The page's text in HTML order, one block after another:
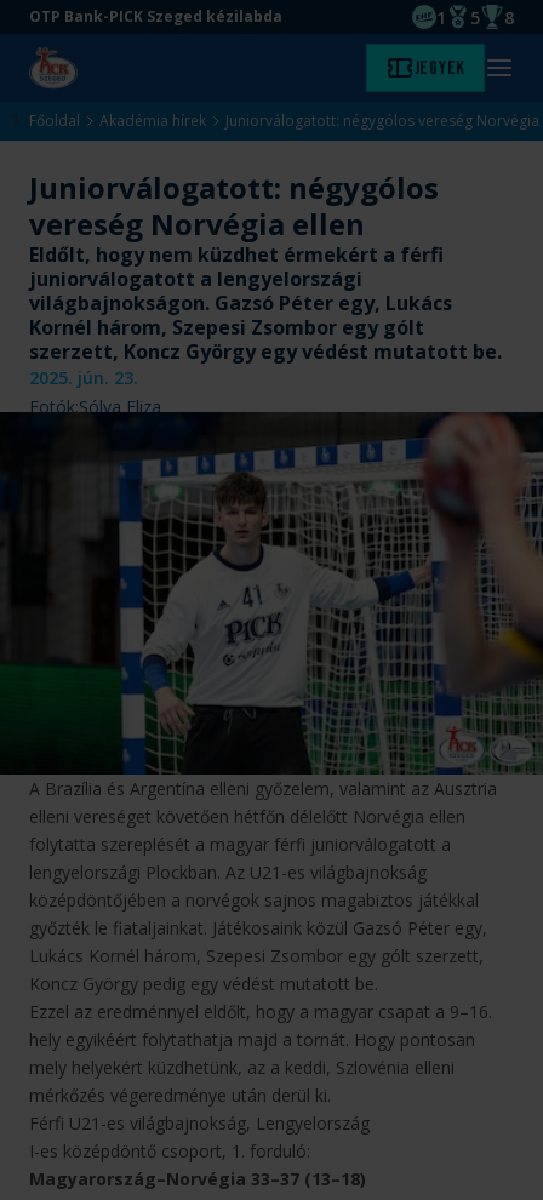
Ugrás
tartalomra
Ugrás
aljára
OTP Bank-PICK Szeged kézilabda
EHF
1
Magyar
5 8
Kezdőlap Jegyek Menü
Főoldal Akadémia hírek Juniorválogatott: négygólos vereség Norvégia
Juniorválogatott: négygólos
vereség Norvégia ellen
Eldőlt, hogy nem küzdhet érmekért a férfi
juniorválogatott a lengyelországi
világbajnokságon. Gazsó Péter egy, Lukács
Kornél három, Szepesi Zsombor egy gólt
szerzett, Koncz György egy védést mutatott be.
2025. jún. 23.
Fotók:Sólya Eliza
A Brazília és Argentína elleni győzelem, valamint az Ausztria
elleni vereséget követően hétfőn délelőtt Norvégia ellen
folytatta szereplését a magyar férfi juniorválogatott a
lengyelországi Plockban. Az U21-es világbajnokság
középdöntőjében a norvégok sajnos magabiztos játékkal
győzték le fiataljainkat. Játékosaink közül Gazsó Péter egy,
Lukács Kornél három, Szepesi Zsombor egy gólt szerzett,
Koncz György pedig egy védést mutatott be.
Ezzel az eredménnyel eldőlt, hogy a magyar csapat a 9–16.
hely egyikéért folytathatja majd a tornát. Hogy pontosan
mely helyekért küzdhetünk, az a keddi, Szlovénia elleni
mérkőzés végeredménye után derül ki.
Férfi U21-es világbajnokság, Lengyelország
I-es középdöntő csoport, 1. forduló:
Magyarország–Norvégia 33–37 (13–18)